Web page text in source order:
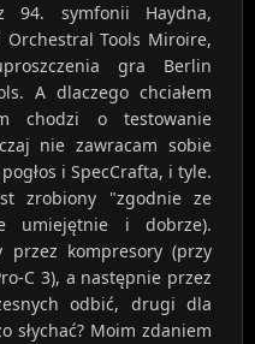
94. symfonii Haydna,
Orchestral Tools Miroire,
gra Berlin
A dlaczego chciałem
chodzi o testowanie
nie zawracam sobie
i SpecCrafta, i tyle.
zrobiony "zgodnie ze
umiejętnie i dobrze).
przez kompresory (przy
C 3), a następnie przez
odbić, drugi dla
słychać? Moim zdaniem